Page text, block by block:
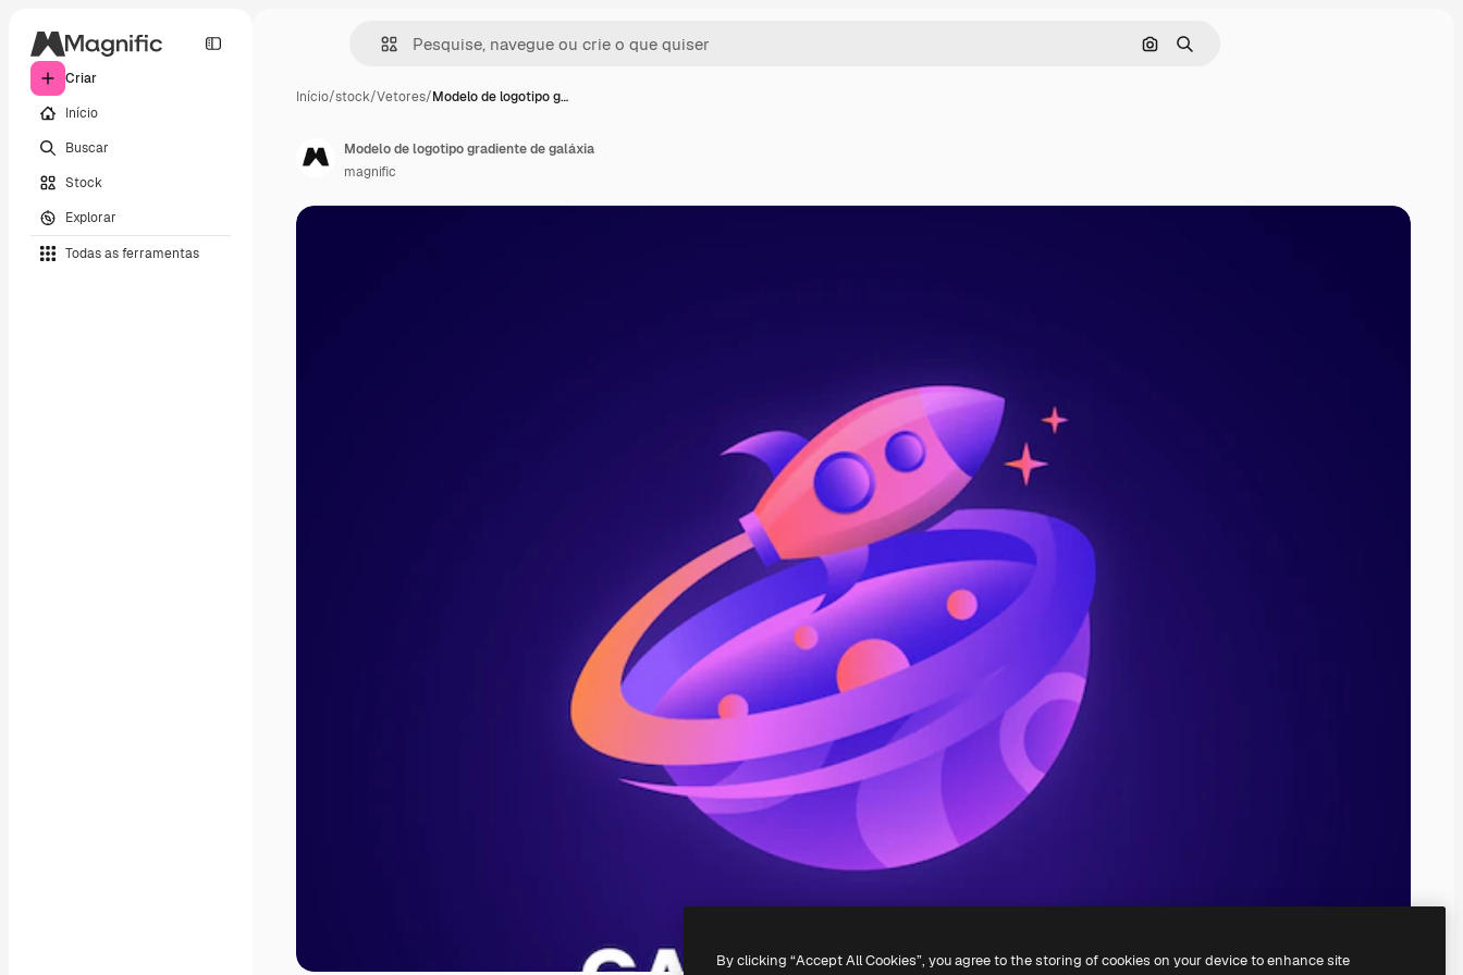
Criar
Início
Buscar
Stock
Explorar
Todas as ferramentas
Pesquisar por imagem
Buscar
Início/stock/Vetores/Modelo de logotipo g…
Modelo de logotipo gradiente de galáxia
magnific
By clicking “Accept All Cookies”, you agree to the storing of cookies on your device to enhance site